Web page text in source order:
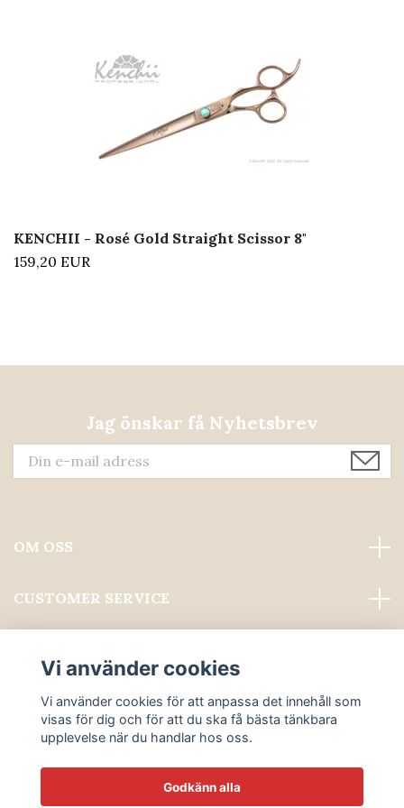
KENCHII - Rosé Gold Straight Scissor 8"
159,20 EUR
Jag önskar få Nyhetsbrev
OM OSS
CUSTOMER SERVICE
Sociala medier
Vi använder cookies
Vi använder cookies för att anpassa det innehåll som
visas för dig och för att du ska få bästa tänkbara
upplevelse när du handlar hos oss.
Godkänn alla